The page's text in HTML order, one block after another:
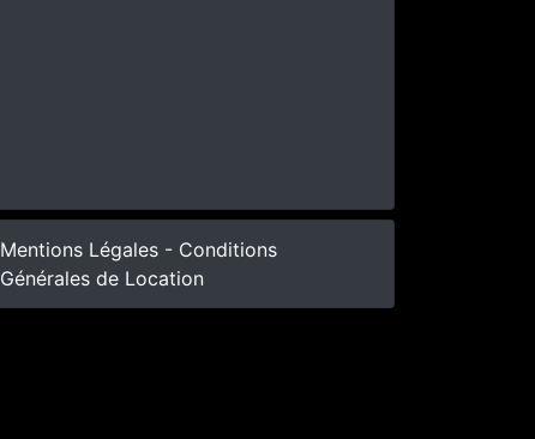
Mentions Légales - Conditions
Générales de Location